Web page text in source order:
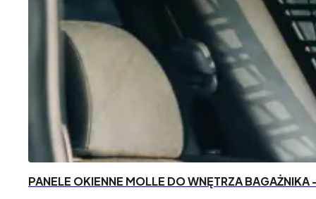
PANELE OKIENNE MOLLE DO WNĘTRZA